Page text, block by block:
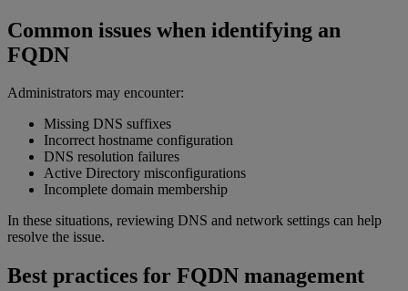
Common issues when identifying an
FQDN
Administrators may encounter:
Missing DNS suffixes
Incorrect hostname configuration
DNS resolution failures
Active Directory misconfigurations
Incomplete domain membership
In these situations, reviewing DNS and network settings can help
resolve the issue.
Best practices for FQDN management